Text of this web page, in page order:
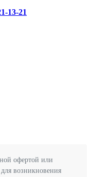
13-21
офертой или
возникновения